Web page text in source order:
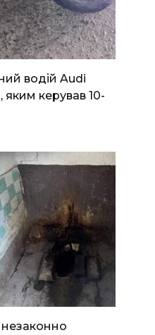
водій Audi
яким керував 10-
незаконно